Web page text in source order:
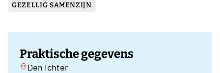
GEZELLIG SAMENZIJN
Praktische gegevens
Den Ichter